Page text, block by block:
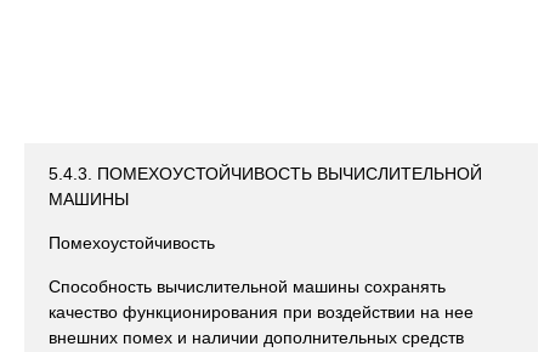
5.4.3. ПОМЕХОУСТОЙЧИВОСТЬ ВЫЧИСЛИТЕЛЬНОЙ
МАШИНЫ
Помехоустойчивость
Способность вычислительной машины сохранять
качество функционирования при воздействии на нее
внешних помех и наличии дополнительных средств